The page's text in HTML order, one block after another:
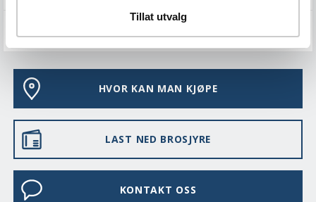
Tillat utvalg
VEDLIKEHOLD
HVOR KAN MAN KJØPE
LAST NED BROSJYRE
KONTAKT OSS